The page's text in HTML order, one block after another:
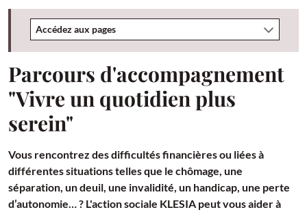
Accédez aux pages
Parcours d'accompagnement
"Vivre un quotidien plus
serein"
Vous rencontrez des difficultés financières ou liées à
différentes situations telles que le chômage, une
séparation, un deuil, une invalidité, un handicap, une perte
d’autonomie… ? L'action sociale KLESIA peut vous aider à